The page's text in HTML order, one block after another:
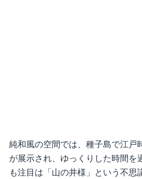
純和風の空間では、種子島で江戸
が展示され、ゆっくりした時間を
も注目は「山の井様」という不思